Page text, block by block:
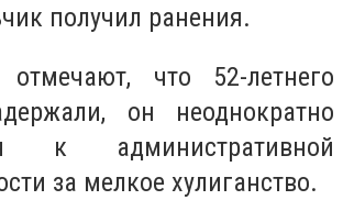
получил ранения.
что 52-летнего
он неоднократно
к административной
за мелкое хулиганство.